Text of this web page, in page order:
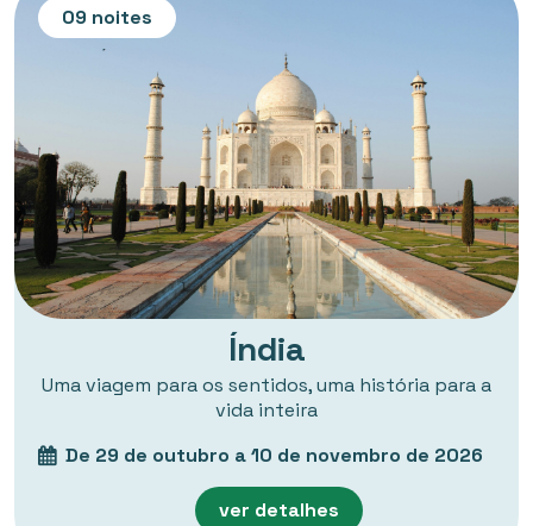
09 noites
Índia
Uma viagem para os sentidos, uma história para a
vida inteira
De 29 de outubro a 10 de novembro de 2026
ver detalhes